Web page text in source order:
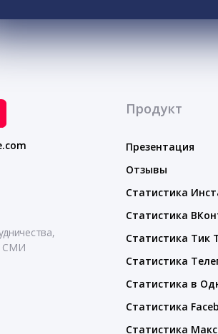
СМИ
Продукт
Презентация
Отзывы
Статистика
Статистика
Статистика Тик
Статистика
Статистика в
Статистика
Статистика Макс